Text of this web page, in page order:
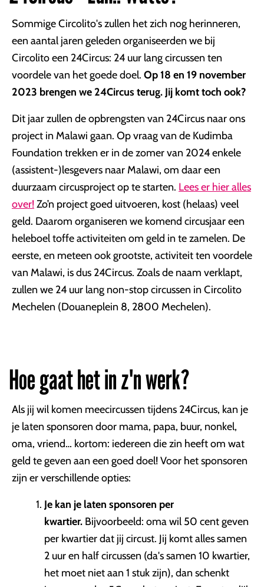
Sommige Circolito's zullen het zich nog herinneren,
een aantal jaren geleden organiseerden we bij
Circolito een 24Circus: 24 uur lang circussen ten
voordele van het goede doel. Op 18 en 19 november
2023 brengen we 24Circus terug. Jij komt toch ook?
Dit jaar zullen de opbrengsten van 24Circus naar ons
project in Malawi gaan. Op vraag van de Kudimba
Foundation trekken er in de zomer van 2024 enkele
(assistent-)lesgevers naar Malawi, om daar een
duurzaam circusproject op te starten. Lees er hier alles
over!Zo’n project goed uitvoeren, kost (helaas) veel
geld. Daarom organiseren we komend circusjaar een
heleboel toffe activiteiten om geld in te zamelen. De
eerste, en meteen ook grootste, activiteit ten voordele
van Malawi, is dus 24Circus. Zoals de naam verklapt,
zullen we 24 uur lang non-stop circussen in Circolito
Mechelen (Douaneplein 8, 2800 Mechelen).
Hoe gaat het in z'n werk?
Als jij wil komen meecircussen tijdens 24Circus, kan je
je laten sponsoren door mama, papa, buur, nonkel,
oma, vriend… kortom: iedereen die zin heeft om wat
geld te geven aan een goed doel! Voor het sponsoren
zijn er verschillende opties:
Je kan je laten sponsoren per
kwartier. Bijvoorbeeld: oma wil 50 cent geven
per kwartier dat jij circust. Jij komt alles samen
2 uur en half circussen (da's samen 10 kwartier,
het moet niet aan 1 stuk zijn), dan schenkt